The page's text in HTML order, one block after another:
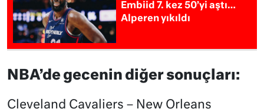
Embiid 7. kez 50’yi aştı…
Alperen yıkıldı
NBA’de gecenin diğer sonuçları:
Cleveland Cavaliers – New Orleans